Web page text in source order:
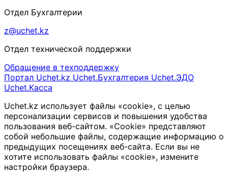
Отдел Бухгалтерии
z@uchet.kz
Отдел технической поддержки
Обращение в техподдержку
Портал Uchet.kz Uchet.Бухгалтерия Uchet.ЭДО
Uchet.Касса
Uchet.kz использует файлы «cookie», с целью
персонализации сервисов и повышения удобства
пользования веб-сайтом. «Cookie» представляют
собой небольшие файлы, содержащие информацию о
предыдущих посещениях веб-сайта. Если вы не
хотите использовать файлы «cookie», измените
настройки браузера.